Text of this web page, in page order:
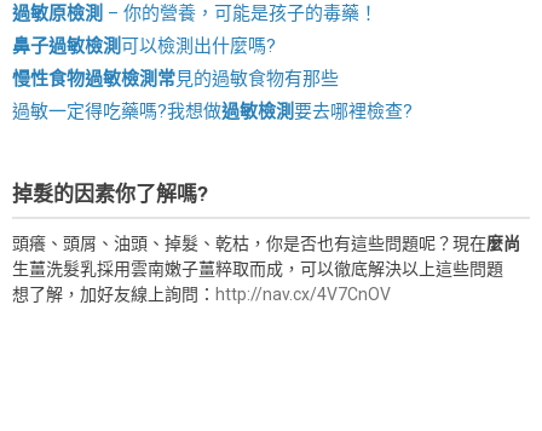
過敏原檢測 – 你的營養，可能是孩子的毒藥！
鼻子過敏檢測可以檢測出什麼嗎?
慢性食物過敏檢測 常見的過敏食物有那些
過敏一定得吃藥嗎?我想做過敏檢測要去哪裡檢查?
掉髮的因素你了解嗎?
頭癢、頭屑、油頭、掉髮、乾枯，你是否也有這些問題呢？現在麼尚
生薑洗髮乳採用雲南嫩子薑粹取而成，可以徹底解決以上這些問題
想了解，加好友線上詢問： http://nav.cx/4V7CnOV